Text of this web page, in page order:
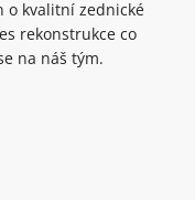
o kvalitní zednické
rekonstrukce co
na náš tým.